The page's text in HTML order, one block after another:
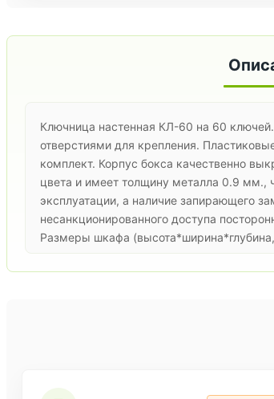
Ключница настенная КЛ-60 на 60
отверстиями для крепления.
комплект. Корпус бокса качественно
цвета и имеет толщину металла 0.9 мм.,
эксплуатации, а наличие запирающего
несанкционированного доступа
Размеры шкафа